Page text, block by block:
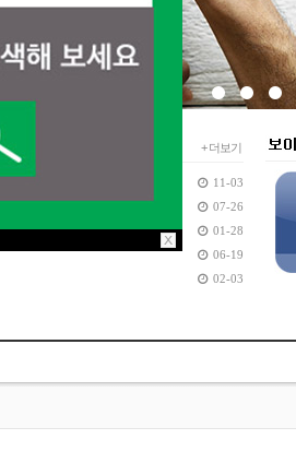
+ 더보기
11-03
07-26
01-28
06-19
02-03